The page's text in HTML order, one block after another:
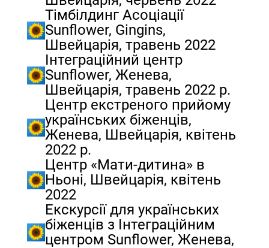
Тімбілдинг Асоціації
Sunflower, Gingins,
Швейцарія, травень 2022
Інтеграційний центр
Sunflower, Женева,
Швейцарія, травень 2022 р.
Центр екстреного прийому
українських біженців,
Женева, Швейцарія, квітень
2022 р.
Центр «Мати-дитина» в
Ньоні, Швейцарія, квітень
2022
Екскурсії для українських
біженців з Інтеграційним
центром Sunflower, Женева,